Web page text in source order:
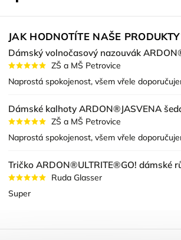
JAK HODNOTÍTE NAŠE
Dámský volnočasový nazouvák
ZŠ a MŠ Petrovice
Naprostá spokojenost, všem vřele
Dámské kalhoty ARDON®JASVENA
ZŠ a MŠ Petrovice
Naprostá spokojenost, všem vřele
Tričko ARDON®ULTRITE®GO! dámské
Ruda Glasser
Super